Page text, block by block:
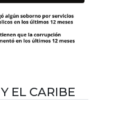
EL CARIBE